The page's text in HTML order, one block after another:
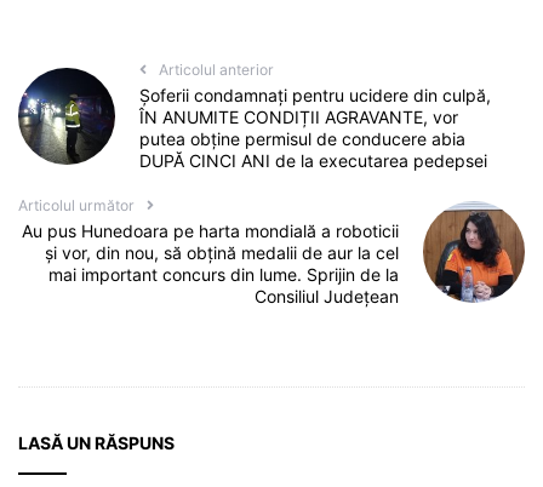
Articolul anterior
Șoferii condamnați pentru ucidere din culpă,
ÎN ANUMITE CONDIȚII AGRAVANTE, vor
putea obține permisul de conducere abia
DUPĂ CINCI ANI de la executarea pedepsei
Articolul următor
Au pus Hunedoara pe harta mondială a roboticii
și vor, din nou, să obțină medalii de aur la cel
mai important concurs din lume. Sprijin de la
Consiliul Județean
LASĂ UN RĂSPUNS